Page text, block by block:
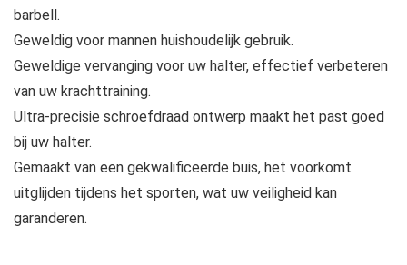
barbell.
Geweldig voor mannen huishoudelijk gebruik.
Geweldige vervanging voor uw halter, effectief verbeteren
van uw krachttraining.
Ultra-precisie schroefdraad ontwerp maakt het past goed
bij uw halter.
Gemaakt van een gekwalificeerde buis, het voorkomt
uitglijden tijdens het sporten, wat uw veiligheid kan
garanderen.